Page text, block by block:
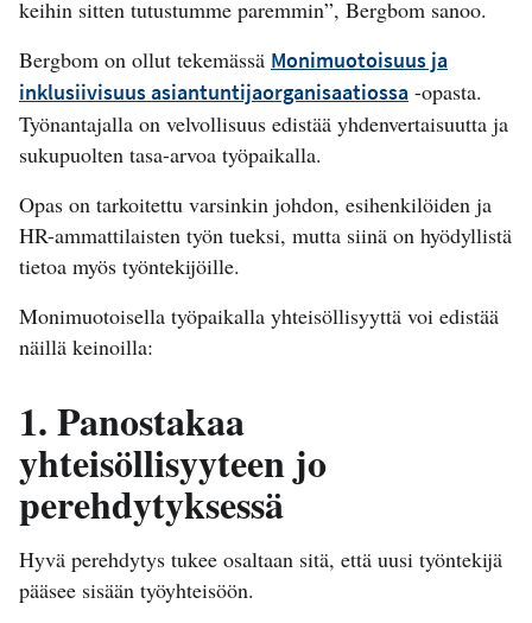
keihin sitten tutustumme paremmin”, Bergbom sanoo.
Bergbom on ollut tekemässä Monimuotoisuus ja
inklusiivisuus asiantuntijaorganisaatiossa -opasta.
Työnantajalla on velvollisuus edistää yhdenvertaisuutta ja
sukupuolten tasa-arvoa työpaikalla.
Opas on tarkoitettu varsinkin johdon, esihenkilöiden ja
HR-ammattilaisten työn tueksi, mutta siinä on hyödyllistä
tietoa myös työntekijöille.
Monimuotoisella työpaikalla yhteisöllisyyttä voi edistää
näillä keinoilla:
1. Panostakaa
yhteisöllisyyteen jo
perehdytyksessä
Hyvä perehdytys tukee osaltaan sitä, että uusi työntekijä
pääsee sisään työyhteisöön.